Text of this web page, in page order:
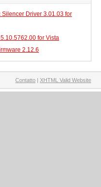
Driver 3.01.03 for
for Vista
2.12.6
Contatto | XHTML Valid Website